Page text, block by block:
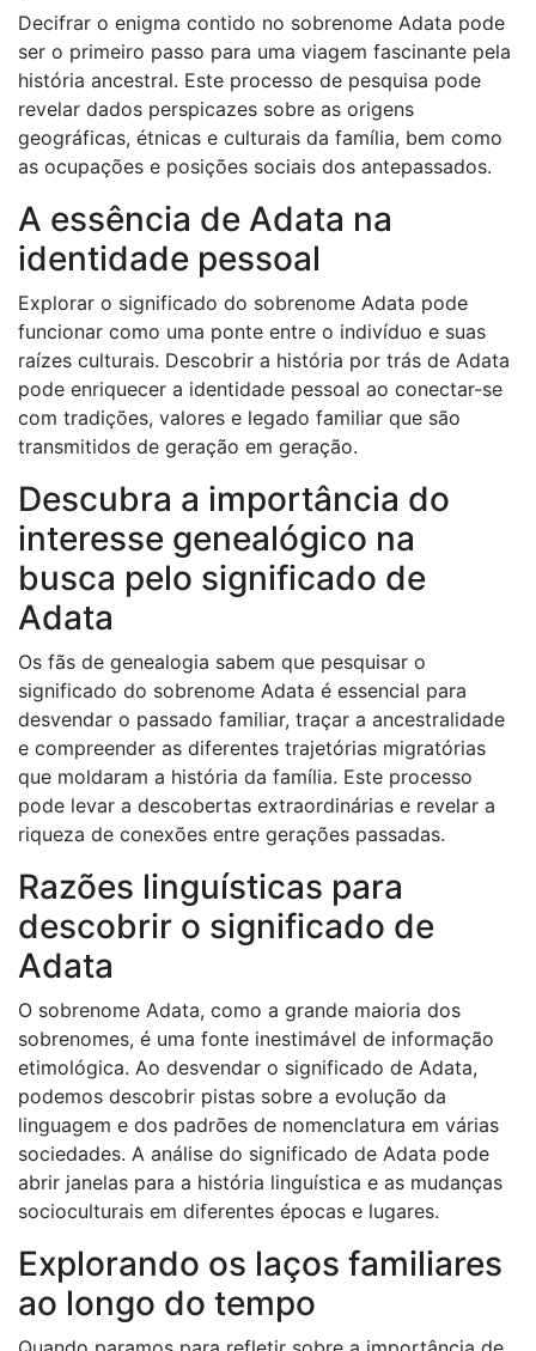
Decifrar o enigma contido no sobrenome Adata pode
ser o primeiro passo para uma viagem fascinante pela
história ancestral. Este processo de pesquisa pode
revelar dados perspicazes sobre as origens
geográficas, étnicas e culturais da família, bem como
as ocupações e posições sociais dos antepassados.
A essência de Adata na
identidade pessoal
Explorar o significado do sobrenome Adata pode
funcionar como uma ponte entre o indivíduo e suas
raízes culturais. Descobrir a história por trás de Adata
pode enriquecer a identidade pessoal ao conectar-se
com tradições, valores e legado familiar que são
transmitidos de geração em geração.
Descubra a importância do
interesse genealógico na
busca pelo significado de
Adata
Os fãs de genealogia sabem que pesquisar o
significado do sobrenome Adata é essencial para
desvendar o passado familiar, traçar a ancestralidade
e compreender as diferentes trajetórias migratórias
que moldaram a história da família. Este processo
pode levar a descobertas extraordinárias e revelar a
riqueza de conexões entre gerações passadas.
Razões linguísticas para
descobrir o significado de
Adata
O sobrenome Adata, como a grande maioria dos
sobrenomes, é uma fonte inestimável de informação
etimológica. Ao desvendar o significado de Adata,
podemos descobrir pistas sobre a evolução da
linguagem e dos padrões de nomenclatura em várias
sociedades. A análise do significado de Adata pode
abrir janelas para a história linguística e as mudanças
socioculturais em diferentes épocas e lugares.
Explorando os laços familiares
ao longo do tempo